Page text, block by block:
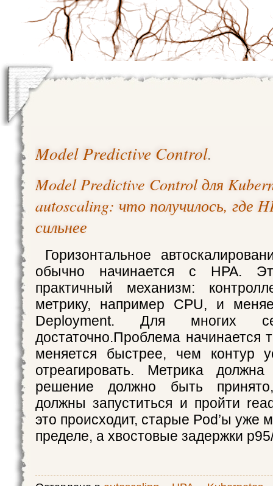
Model Predictive Control.
Model Predictive Control для
autoscaling: что получилось, где
сильнее
Горизонтальное
обычно начинается с HPA.
практичный механизм:
метрику, например CPU, и
Deployment. Для многих
достаточно.Проблема начинается
меняется быстрее, чем контур
отреагировать. Метрика
решение должно быть
должны запуститься и пройти
это происходит, старые Pod’ы уже
пределе, а хвостовые задержки